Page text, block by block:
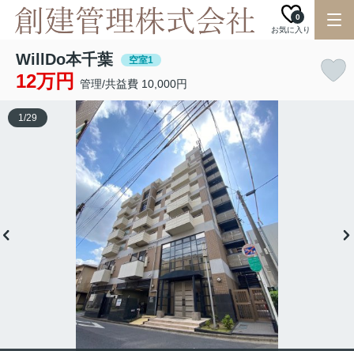
お気に入り
0
WillDo本千葉 空室1
12万円 管理/共益費 10,000円
1/29